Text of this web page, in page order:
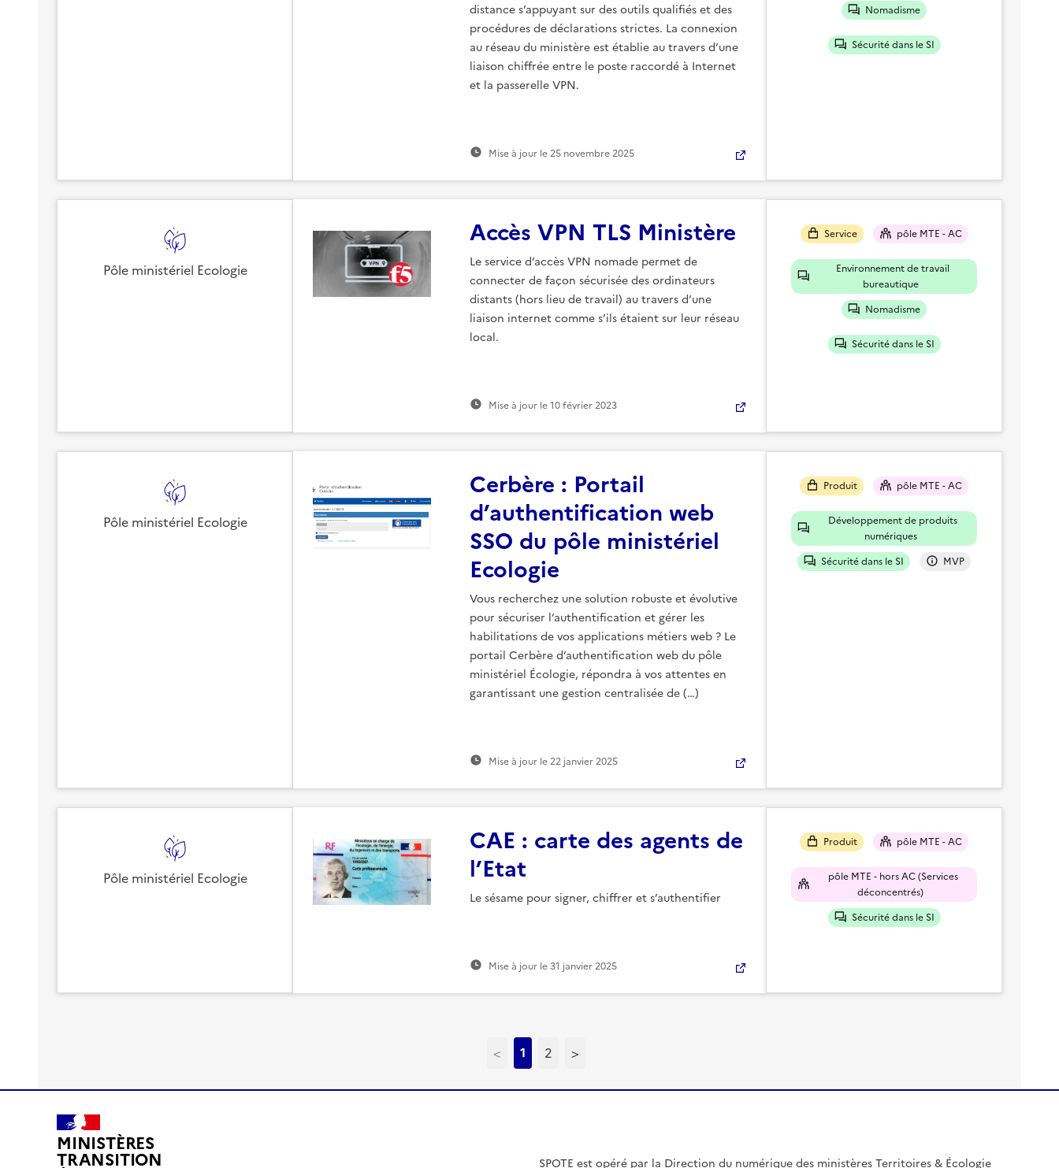
distance s’appuyant sur des outils qualifiés et des
procédures de déclarations strictes. La connexion
au réseau du ministère est établie au travers d’une
liaison chiffrée entre le poste raccordé à Internet
et la passerelle VPN.
Mise à jour le25 novembre 2025
Nomadisme
Sécurité dans le SI
Pôle ministériel Ecologie
Accès VPN TLS Ministère
Le service d’accès VPN nomade permet de
connecter de façon sécurisée des ordinateurs
distants (hors lieu de travail) au travers d’une
liaison internet comme s’ils étaient sur leur réseau
local.
Mise à jour le10 février 2023
Service pôle MTE - AC
Environnement de travail
bureautique
Nomadisme
Sécurité dans le SI
Pôle ministériel Ecologie
Cerbère : Portail
d’authentification web
SSO du pôle ministériel
Ecologie
Vous recherchez une solution robuste et évolutive
pour sécuriser l’authentification et gérer les
habilitations de vos applications métiers web ? Le
portail Cerbère d’authentification web du pôle
ministériel Écologie, répondra à vos attentes en
garantissant une gestion centralisée de (…)
Mise à jour le22 janvier 2025
Produit pôle MTE - AC
Développement de produits
numériques
Sécurité dans le SI
MVP
Pôle ministériel Ecologie
CAE : carte des agents de
l’Etat
Le sésame pour signer, chiffrer et s’authentifier
Mise à jour le31 janvier 2025
Produit pôle MTE - AC
pôle MTE - hors AC (Services
déconcentrés)
Sécurité dans le SI
< 1 2 >
MINISTÈRES
TRANSITION SPOTE est opéré par la Direction du numérique des ministères Territoires & Écologie